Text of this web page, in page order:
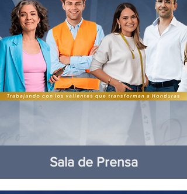
Sala de Prensa